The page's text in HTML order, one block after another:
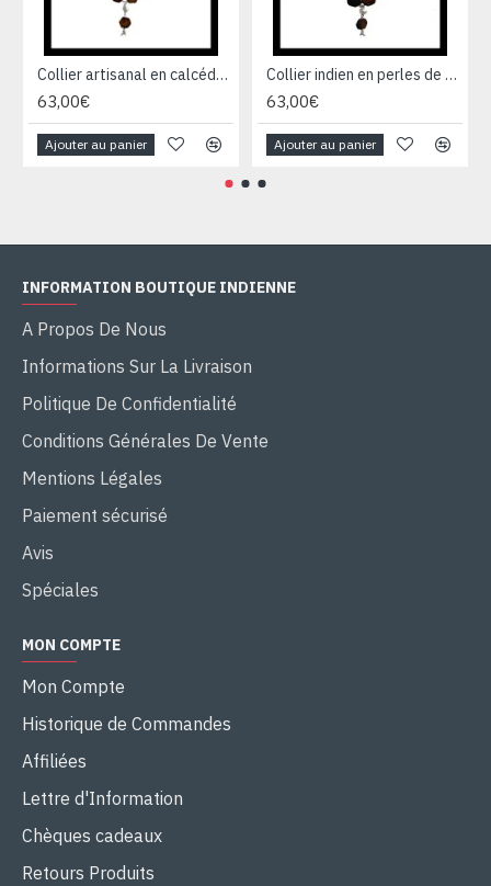
Collier artisanal en calcédoine, œil de tigre et argent
63,00€
Ajouter au panier
Collier indien en perles de culture et œil de tigre - Bijoux de création
63,00€
Ajouter au panier
INFORMATION BOUTIQUE INDIENNE
A Propos De Nous
Informations Sur La Livraison
Politique De Confidentialité
Conditions Générales De Vente
Mentions Légales
Paiement sécurisé
Avis
Spéciales
MON COMPTE
Mon Compte
Historique de Commandes
Affiliées
Lettre d'Information
Chèques cadeaux
Retours Produits